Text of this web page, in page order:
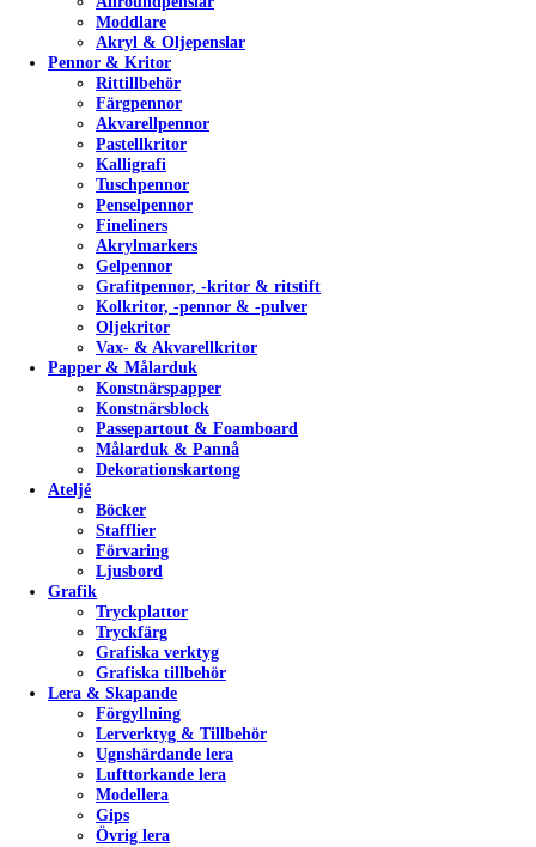
Moddlare
Akryl & Oljepenslar
Pennor & Kritor
Rittillbehör
Färgpennor
Akvarellpennor
Pastellkritor
Kalligrafi
Tuschpennor
Penselpennor
Fineliners
Akrylmarkers
Gelpennor
Grafitpennor, -kritor & ritstift
Kolkritor, -pennor & -pulver
Oljekritor
Vax- & Akvarellkritor
Papper & Målarduk
Konstnärspapper
Konstnärsblock
Passepartout & Foamboard
Målarduk & Pannå
Dekorationskartong
Ateljé
Böcker
Stafflier
Förvaring
Ljusbord
Grafik
Tryckplattor
Tryckfärg
Grafiska verktyg
Grafiska tillbehör
Lera & Skapande
Förgyllning
Lerverktyg & Tillbehör
Ugnshärdande lera
Lufttorkande lera
Modellera
Gips
Övrig lera